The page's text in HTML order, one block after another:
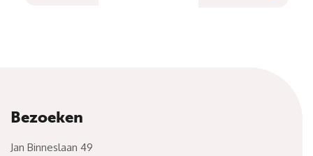
Bezoeken
Jan Binneslaan 49